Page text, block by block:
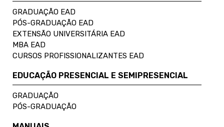
GRADUAÇÃO EAD
PÓS-GRADUAÇÃO EAD
EXTENSÃO UNIVERSITÁRIA EAD
MBA EAD
CURSOS PROFISSIONALIZANTES EAD
EDUCAÇÃO PRESENCIAL E SEMIPRESENCIAL
GRADUAÇÃO
PÓS-GRADUAÇÃO